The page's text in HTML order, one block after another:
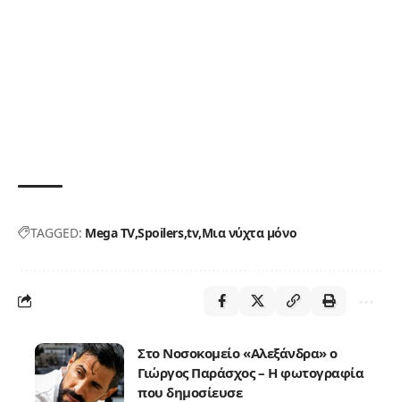
TAGGED: Mega TVSpoilerstv Μια νύχτα μόνο
Στο Νοσοκομείο «Αλεξάνδρα» ο
Γιώργος Παράσχος – Η φωτογραφία
που δημοσίευσε